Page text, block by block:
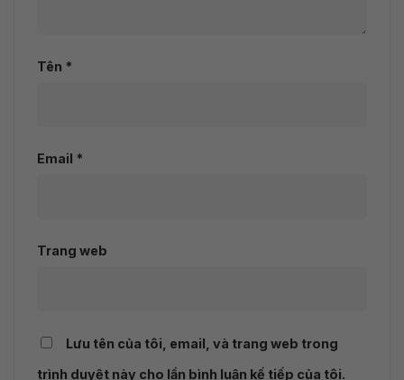
Tên *
Email *
Trang web
Lưu tên của tôi, email, và trang web trong
trình duyệt này cho lần bình luận kế tiếp của tôi.